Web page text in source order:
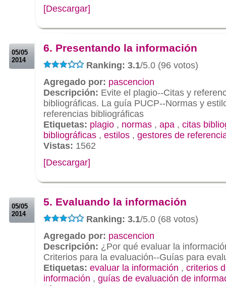
[Descargar]
05/05
2014
6. Presentando la información
Ranking: 3.1/5.0 (96 votos)
Agregado por: pascencion
Descripción: Evite el plagio--Citas y
bibliográficas. La guía PUCP--Normas y
referencias bibliográficas
Etiquetas: plagio , normas , apa , citas
bibliográficas , estilos , gestores de
Vistas: 1562
[Descargar]
05/05
2014
5. Evaluando la información
Ranking: 3.1/5.0 (68 votos)
Agregado por: pascencion
Descripción: ¿Por qué evaluar la
Criterios para la evaluación--Guías para
Etiquetas: evaluar la información , criterios
información , guías de evaluación de